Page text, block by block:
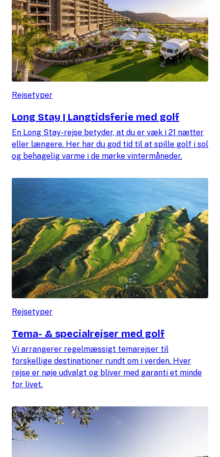
Rejsetyper
Long Stay | Langtidsferie med golf
En Long Stay-rejse betyder, at du er væk i 21 nætter
eller længere. Her har du god tid til at spille golf i sol
og behagelig varme i de mørke vintermåneder.
Rejsetyper
Tema- & specialrejser med golf
Vi arrangerer regelmæssigt temarejser til
forskellige destinationer rundt om i verden. Hver
rejse er nøje udvalgt og bliver med garanti et minde
for livet.